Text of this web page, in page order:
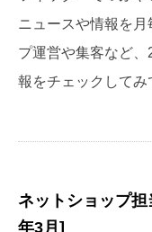
ニュースや情報を
プ運営や集客など
報をチェックしてみ
ネットショップ
年3月]